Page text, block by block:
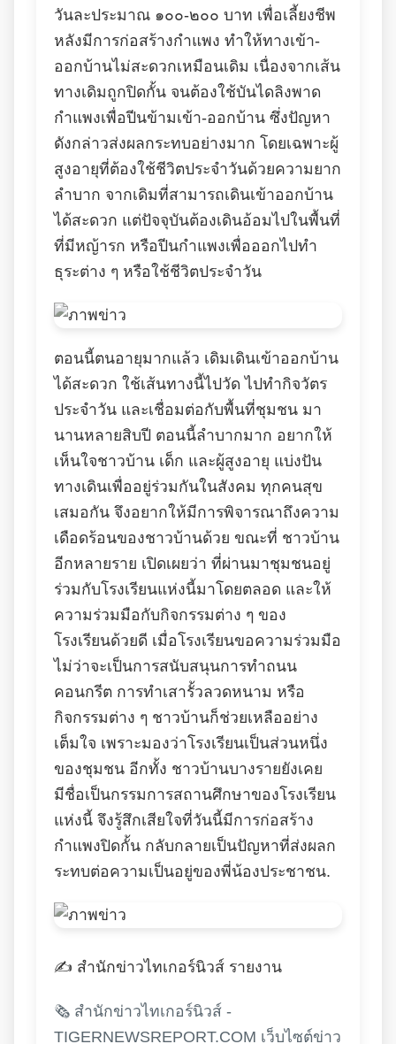
วันละประมาณ ๑๐๐-๒๐๐ บาท เพื่อเลี้ยงชีพ
หลังมีการก่อสร้างกำแพง ทำให้ทางเข้า-
ออกบ้านไม่สะดวกเหมือนเดิม เนื่องจากเส้น
ทางเดิมถูกปิดกั้น จนต้องใช้บันไดลิงพาด
กำแพงเพื่อปีนข้ามเข้า-ออกบ้าน ซึ่งปัญหา
ดังกล่าวส่งผลกระทบอย่างมาก โดยเฉพาะผู้
สูงอายุที่ต้องใช้ชีวิตประจำวันด้วยความยาก
ลำบาก จากเดิมที่สามารถเดินเข้าออกบ้าน
ได้สะดวก แต่ปัจจุบันต้องเดินอ้อมไปในพื้นที่
ที่มีหญ้ารก หรือปีนกำแพงเพื่อออกไปทำ
ธุระต่าง ๆ หรือใช้ชีวิตประจำวัน
ตอนนี้ตนอายุมากแล้ว เดิมเดินเข้าออกบ้าน
ได้สะดวก ใช้เส้นทางนี้ไปวัด ไปทำกิจวัตร
ประจำวัน และเชื่อมต่อกับพื้นที่ชุมชน มา
นานหลายสิบปี ตอนนี้ลำบากมาก อยากให้
เห็นใจชาวบ้าน เด็ก และผู้สูงอายุ แบ่งปัน
ทางเดินเพื่ออยู่ร่วมกันในสังคม ทุกคนสุข
เสมอกัน จึงอยากให้มีการพิจารณาถึงความ
เดือดร้อนของชาวบ้านด้วย ขณะที่ ชาวบ้าน
อีกหลายราย เปิดเผยว่า ที่ผ่านมาชุมชนอยู่
ร่วมกับโรงเรียนแห่งนี้มาโดยตลอด และให้
ความร่วมมือกับกิจกรรมต่าง ๆ ของ
โรงเรียนด้วยดี เมื่อโรงเรียนขอความร่วมมือ
ไม่ว่าจะเป็นการสนับสนุนการทำถนน
คอนกรีต การทำเสารั้วลวดหนาม หรือ
กิจกรรมต่าง ๆ ชาวบ้านก็ช่วยเหลืออย่าง
เต็มใจ เพราะมองว่าโรงเรียนเป็นส่วนหนึ่ง
ของชุมชน อีกทั้ง ชาวบ้านบางรายยังเคย
มีชื่อเป็นกรรมการสถานศึกษาของโรงเรียน
แห่งนี้ จึงรู้สึกเสียใจที่วันนี้มีการก่อสร้าง
กำแพงปิดกั้น กลับกลายเป็นปัญหาที่ส่งผลก
ระทบต่อความเป็นอยู่ของพี่น้องประชาชน.
✍️ สำนักข่าวไทเกอร์นิวส์ รายงาน
🗞️ สำนักข่าวไทเกอร์นิวส์ -
TIGERNEWSREPORT.COM เว็บไซต์ข่าว